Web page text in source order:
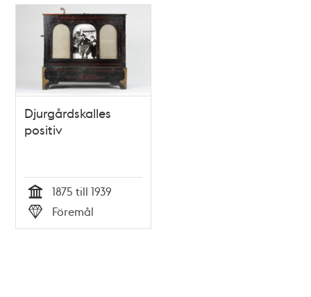
ListaKarta
Djurgårdskalles
positiv
Tid
1875 till 1939
Typ
Föremål